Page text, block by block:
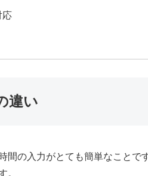
応
違い
間の入力がとても簡単なことで
。